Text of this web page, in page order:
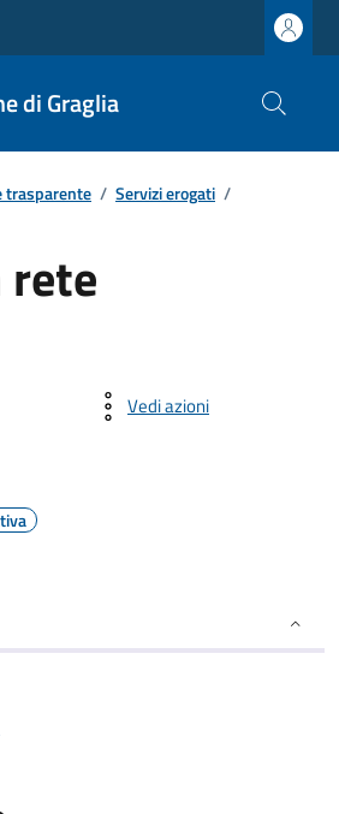
di Graglia
trasparente / Servizi erogati /
rete
Vedi azioni